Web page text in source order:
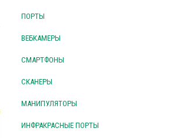
ПОРТЫ
ВЕБКАМЕРЫ
СМАРТФОНЫ
СКАНЕРЫ
МАНИПУЛЯТОРЫ
ИНФРАКРАСНЫЕ ПОРТЫ